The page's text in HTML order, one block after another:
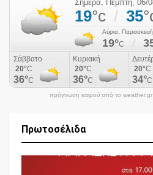
πρόγνωση καιρού από το weather.gr
Πρωτοσέλιδα